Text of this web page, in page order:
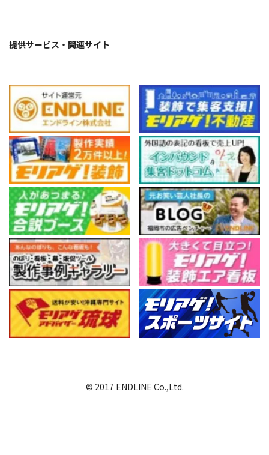
提供サービス・関連サイト
© 2017 ENDLINE Co.,Ltd.